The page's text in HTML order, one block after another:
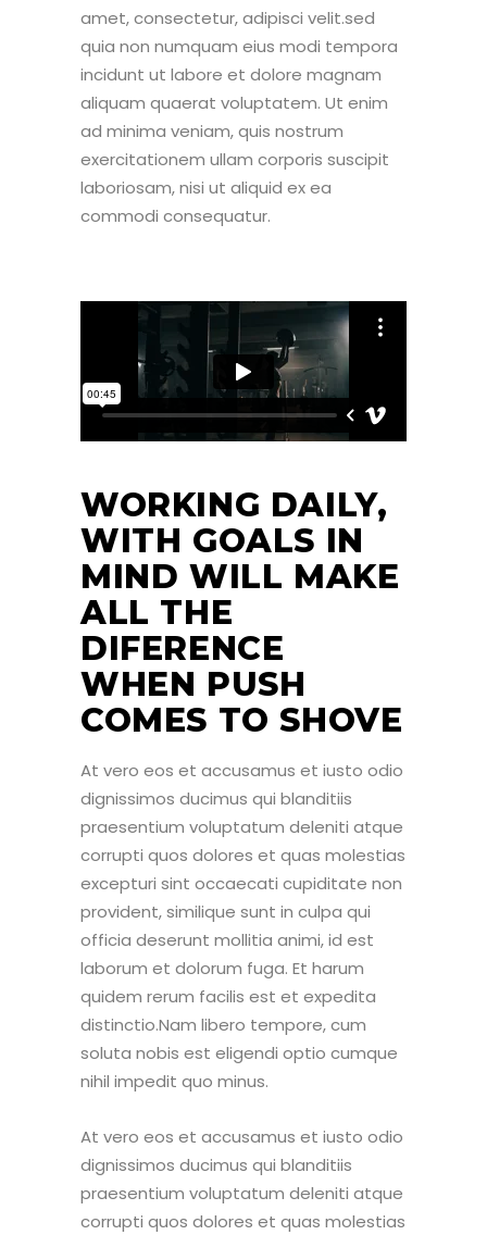
amet, consectetur, adipisci velit.sed
quia non numquam eius modi tempora
incidunt ut labore et dolore magnam
aliquam quaerat voluptatem. Ut enim
ad minima veniam, quis nostrum
exercitationem ullam corporis suscipit
laboriosam, nisi ut aliquid ex ea
commodi consequatur.
WORKING DAILY,
WITH GOALS IN
MIND WILL MAKE
ALL THE
DIFERENCE
WHEN PUSH
COMES TO SHOVE
At vero eos et accusamus et iusto odio
dignissimos ducimus qui blanditiis
praesentium voluptatum deleniti atque
corrupti quos dolores et quas molestias
excepturi sint occaecati cupiditate non
provident, similique sunt in culpa qui
officia deserunt mollitia animi, id est
laborum et dolorum fuga. Et harum
quidem rerum facilis est et expedita
distinctio.Nam libero tempore, cum
soluta nobis est eligendi optio cumque
nihil impedit quo minus.
At vero eos et accusamus et iusto odio
dignissimos ducimus qui blanditiis
praesentium voluptatum deleniti atque
corrupti quos dolores et quas molestias